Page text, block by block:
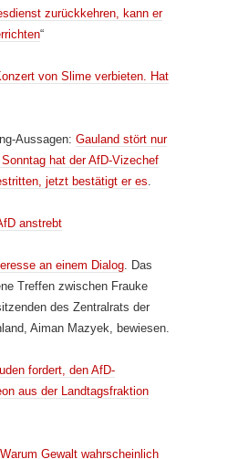
zurückkehren, kann er
“
von Slime verbieten. Hat
Aussagen: Gauland stört nur
hat der AfD-Vizechef
jetzt bestätigt er es
anstrebt
an einem Dialog . Das
Treffen zwischen Frauke
des Zentralrats der
Aiman Mazyek, bewiesen.
fordert, den AfD-
aus der Landtagsfraktion
Warum Gewalt wahrscheinlich